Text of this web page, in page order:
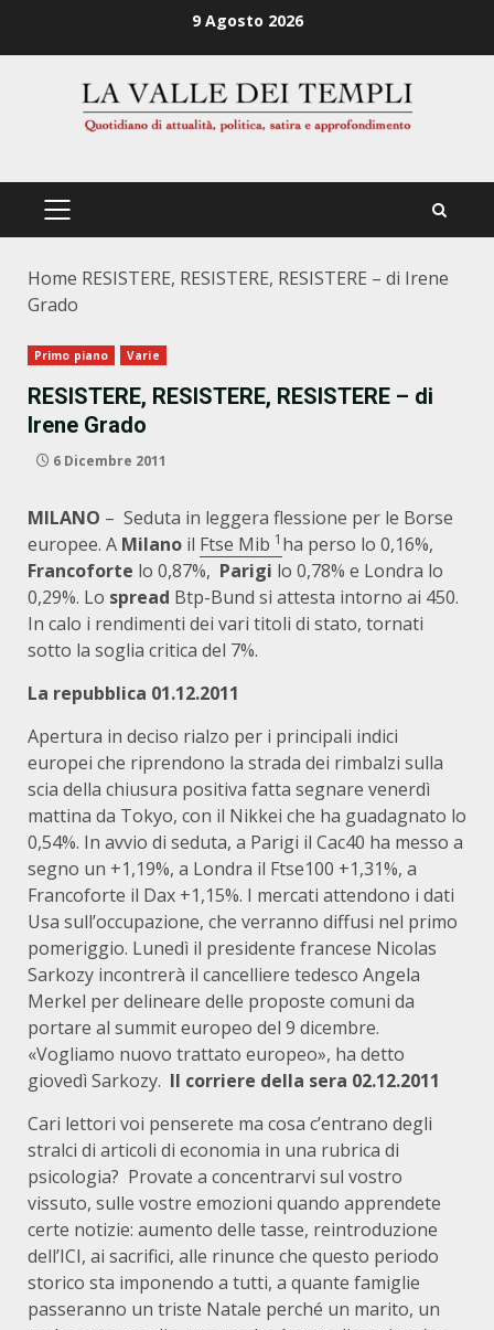
9 Agosto 2026
PRIMÄRES
Home RESISTERE, RESISTERE, RESISTERE – di Irene
Grado
Primo piano Varie
RESISTERE, RESISTERE, RESISTERE – di
Irene Grado
6 Dicembre 2011
MILANO – Seduta in leggera flessione per le Borse
europee. A Milano il Ftse Mib 1 ha perso lo 0,16%,
Francoforte lo 0,87%, Parigi lo 0,78% e Londra lo
0,29%. Lo spread Btp-Bund si attesta intorno ai 450.
In calo i rendimenti dei vari titoli di stato, tornati
sotto la soglia critica del 7%.
La repubblica 01.12.2011
Apertura in deciso rialzo per i principali indici
europei che riprendono la strada dei rimbalzi sulla
scia della chiusura positiva fatta segnare venerdì
mattina da Tokyo, con il Nikkei che ha guadagnato lo
0,54%. In avvio di seduta, a Parigi il Cac40 ha messo a
segno un +1,19%, a Londra il Ftse100 +1,31%, a
Francoforte il Dax +1,15%. I mercati attendono i dati
Usa sull’occupazione, che verranno diffusi nel primo
pomeriggio. Lunedì il presidente francese Nicolas
Sarkozy incontrerà il cancelliere tedesco Angela
Merkel per delineare delle proposte comuni da
portare al summit europeo del 9 dicembre.
«Vogliamo nuovo trattato europeo», ha detto
giovedì Sarkozy. Il corriere della sera 02.12.2011
Cari lettori voi penserete ma cosa c’entrano degli
stralci di articoli di economia in una rubrica di
psicologia? Provate a concentrarvi sul vostro
vissuto, sulle vostre emozioni quando apprendete
certe notizie: aumento delle tasse, reintroduzione
dell’ICI, ai sacrifici, alle rinunce che questo periodo
storico sta imponendo a tutti, a quante famiglie
passeranno un triste Natale perché un marito, un